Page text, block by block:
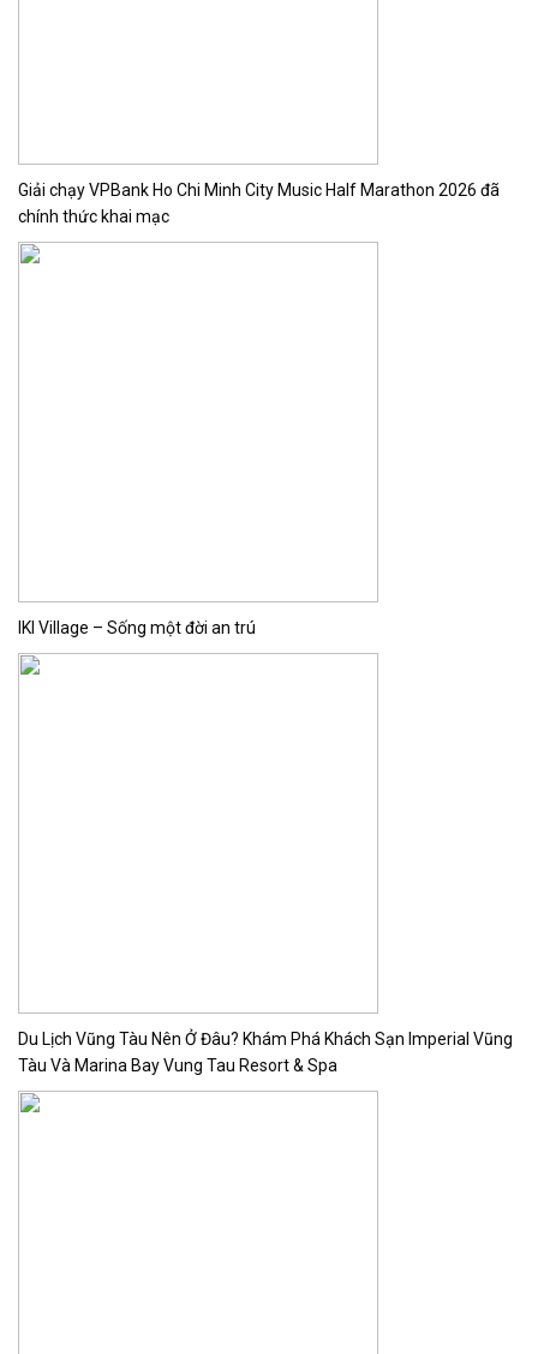
Giải chạy VPBank Ho Chi Minh City Music Half Marathon 2026 đã
chính thức khai mạc
IKI Village – Sống một đời an trú
Du Lịch Vũng Tàu Nên Ở Đâu? Khám Phá Khách Sạn Imperial Vũng
Tàu Và Marina Bay Vung Tau Resort & Spa